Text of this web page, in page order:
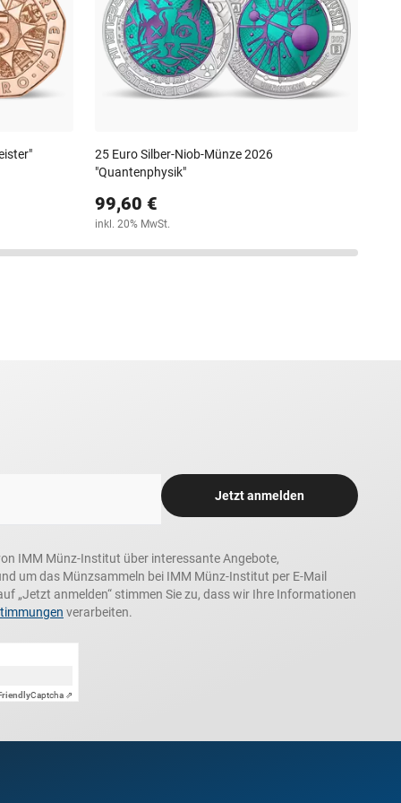
25 Euro Silber-Niob-Münze 2026
"Quantenphysik"
99,60 €
inkl. 20% MwSt.
Jetzt anmelden
IMM Münz-Institut über interessante Angebote,
um das Münzsammeln bei IMM Münz-Institut per E-Mail
„Jetzt anmelden“ stimmen Sie zu, dass wir Ihre Informationen
verarbeiten.
Captcha ⇗